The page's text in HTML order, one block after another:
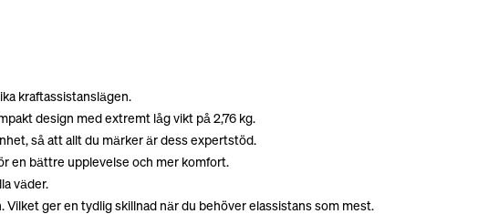
kraftassistanslägen.
design med extremt låg vikt på 2,76 kg.
så att allt du märker är dess expertstöd.
en bättre upplevelse och mer komfort.
väder.
Vilket ger en tydlig skillnad när du behöver elassistans som mest.